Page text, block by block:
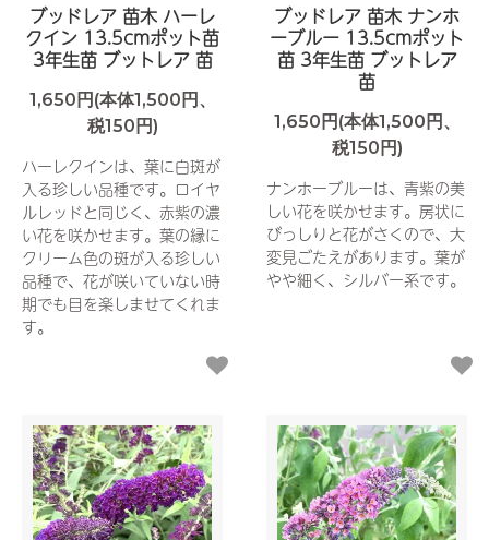
ブッドレア 苗木 ハーレ
クイン 13.5cmポット苗
3年生苗 ブットレア 苗
1,650円(本体1,500円、
税150円)
ハーレクインは、葉に白斑が
入る珍しい品種です。ロイヤ
ルレッドと同じく、赤紫の濃
い花を咲かせます。葉の縁に
クリーム色の斑が入る珍しい
品種で、花が咲いていない時
期でも目を楽しませてくれま
す。
ブッドレア 苗木 ナンホ
ーブルー 13.5cmポット
苗 3年生苗 ブットレア
苗
1,650円(本体1,500円、
税150円)
ナンホーブルーは、青紫の美
しい花を咲かせます。房状に
びっしりと花がさくので、大
変見ごたえがあります。葉が
やや細く、シルバー系です。